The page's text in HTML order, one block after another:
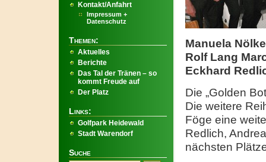
Manuela
Rolf Lang
Eckhard
Die „Golden
Die weitere
Föge eine
Redlich,
nächsten
Kontakt/Anfahrt
Impressum +
Datenschutz
Themen:
Aktuelles
Berichte
Das Tal der Tränen – so
kommt Freude auf
Der Platz
Links:
Golfpark Heidewald
Stadt Warendorf
Suche